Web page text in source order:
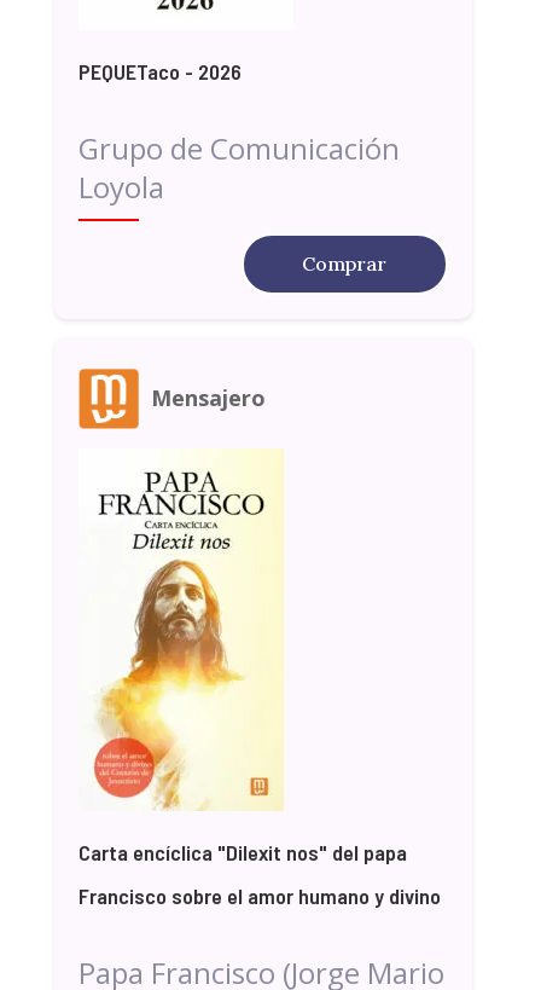
PEQUETaco - 2026
Grupo de Comunicación
Loyola
Comprar
Mensajero
Carta encíclica "Dilexit nos" del papa
Francisco sobre el amor humano y divino
Papa Francisco (Jorge Mario